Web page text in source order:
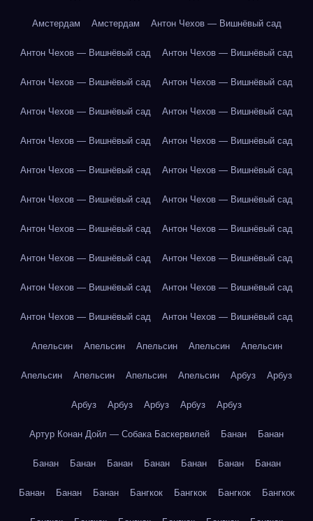
Амстердам Амстердам Антон Чехов — Вишнёвый сад
Антон Чехов — Вишнёвый сад Антон Чехов — Вишнёвый сад
Антон Чехов — Вишнёвый сад Антон Чехов — Вишнёвый сад
Антон Чехов — Вишнёвый сад Антон Чехов — Вишнёвый сад
Антон Чехов — Вишнёвый сад Антон Чехов — Вишнёвый сад
Антон Чехов — Вишнёвый сад Антон Чехов — Вишнёвый сад
Антон Чехов — Вишнёвый сад Антон Чехов — Вишнёвый сад
Антон Чехов — Вишнёвый сад Антон Чехов — Вишнёвый сад
Антон Чехов — Вишнёвый сад Антон Чехов — Вишнёвый сад
Антон Чехов — Вишнёвый сад Антон Чехов — Вишнёвый сад
Антон Чехов — Вишнёвый сад Антон Чехов — Вишнёвый сад
Апельсин Апельсин Апельсин Апельсин Апельсин
Апельсин Апельсин Апельсин Апельсин Арбуз Арбуз
Арбуз Арбуз Арбуз Арбуз Арбуз
Артур Конан Дойл — Собака Баскервилей Банан Банан
Банан Банан Банан Банан Банан Банан Банан
Банан Банан Банан Бангкок Бангкок Бангкок Бангкок